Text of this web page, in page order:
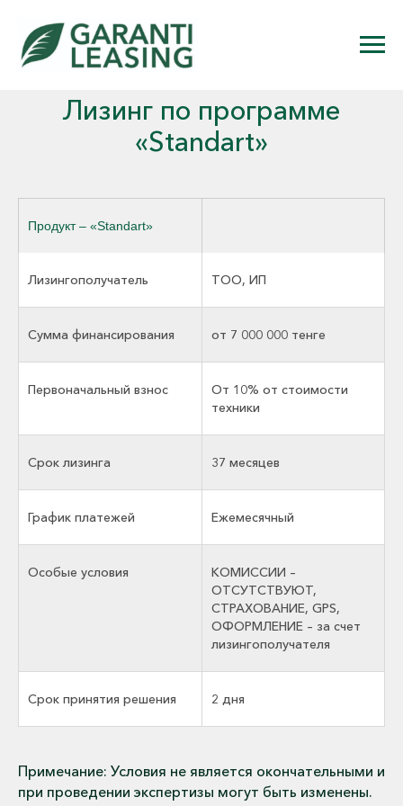
Лизинг по программе
«Standart»
Продукт – «Standart»
Лизингополучатель ТОО, ИП
Сумма финансирования от 7 000 000 тенге
Первоначальный взнос
От 10% от стоимости
техники
Cрок лизинга 37 месяцев
График платежей Ежемесячный
Особые условия
КОМИССИИ –
ОТСУТСТВУЮТ,
СТРАХОВАНИЕ, GPS,
ОФОРМЛЕНИЕ – за счет
лизингополучателя
Срок принятия решения 2 дня
Примечание: Условия не является окончательными и
при проведении экспертизы могут быть изменены.